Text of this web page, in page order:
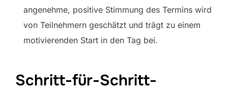
angenehme, positive Stimmung des Termins wird
von Teilnehmern geschätzt und trägt zu einem
motivierenden Start in den Tag bei.
Schritt-für-Schritt-